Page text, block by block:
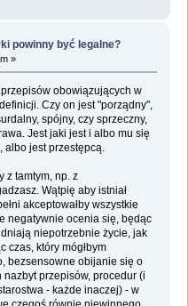
powinny być legalne?
»
obowiązujących w
Czy on jest "porządny",
spójny, czy sprzeczny,
Jest jaki jest i albo mu się
albo jest przestępcą.
z tamtym, np. z
Wątpię aby istniał
akceptowałby wszystkie
negatywnie ocenia się, będąc
niepotrzebnie życie, jak
czas, który mógłbym
bezsensowne obijanie się o
przepisów, procedur (i
- każde inaczej) - w